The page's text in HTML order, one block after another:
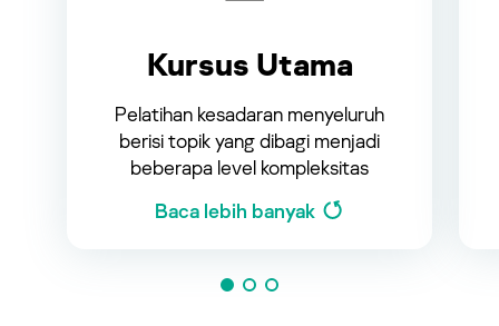
Kursus Utama
Pelatihan kesadaran menyeluruh
berisi topik yang dibagi menjadi
beberapa level kompleksitas
Baca lebih banyak